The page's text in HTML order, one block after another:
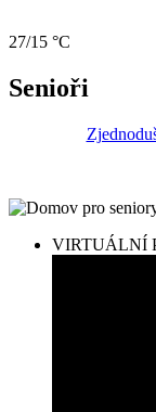
27/15 °C
Senioři
VIRTUÁLNÍ